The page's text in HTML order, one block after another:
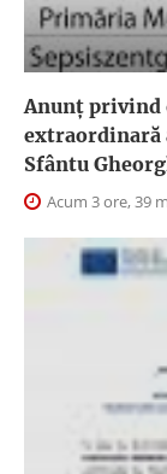
Anunţ privind
extraordinară
Sfântu
Acum 3 ore, 39